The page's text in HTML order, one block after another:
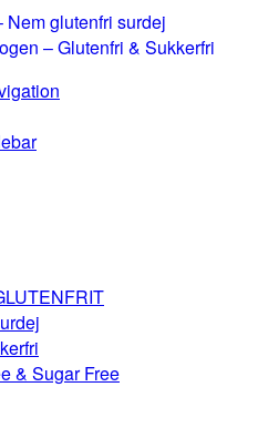
Nem glutenfri surdej
– Glutenfri & Sukkerfri
& Sugar Free